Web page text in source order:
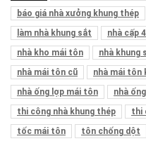
báo giá nhà xưởng khung thép
làm nhà khung sắt
nhà cấp
nhà kho mái tôn
nhà khung
nhà mái tôn cũ
nhà mái tôn
nhà ống lợp mái tôn
nhà
thi công nhà khung thép
thi
tốc mái tôn
tôn chống dột